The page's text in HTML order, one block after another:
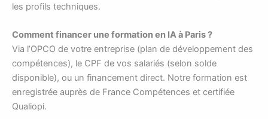
les profils techniques.
Comment financer une formation en IA à Paris ?
Via l’OPCO de votre entreprise (plan de développement des
compétences), le CPF de vos salariés (selon solde
disponible), ou un financement direct. Notre formation est
enregistrée auprès de France Compétences et certifiée
Qualiopi.